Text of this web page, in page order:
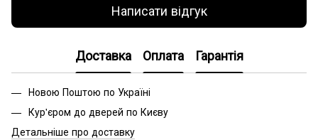
Написати відгук
Доставка Оплата Гарантія
Новою Поштою по Україні
Кур'єром до дверей по Києву
Детальніше про доставку